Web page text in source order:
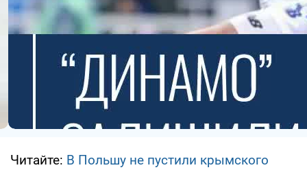
Читайте: В Польшу не пустили крымского